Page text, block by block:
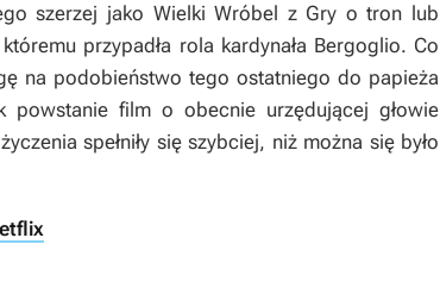
szerzej jako Wielki Wróbel z Gry o tron lub
przypadła rola kardynała Bergoglio. Co
na podobieństwo tego ostatniego do papieża
powstanie film o obecnie urzędującej głowie
spełniły się szybciej, niż można się było